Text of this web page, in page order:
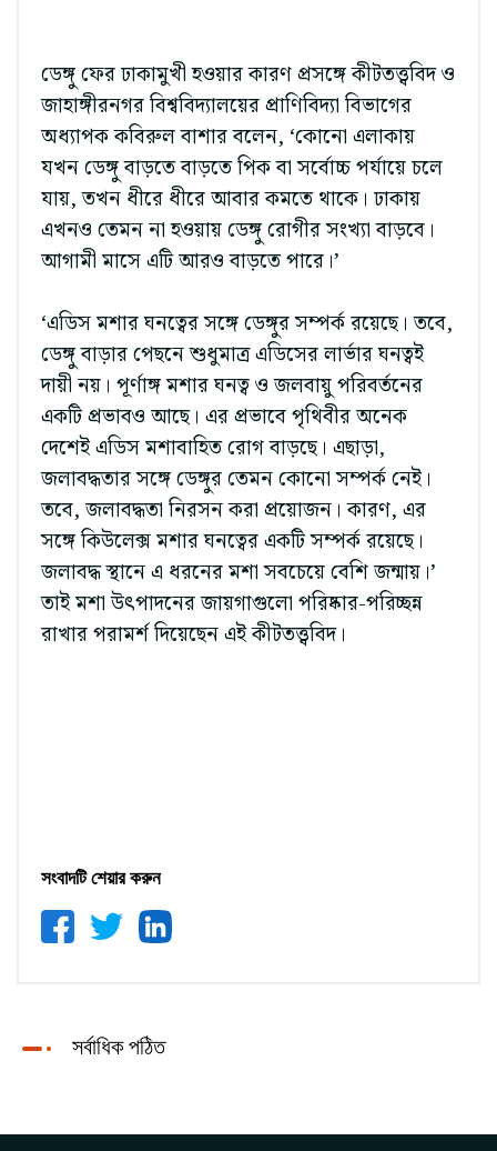
ডেঙ্গু ফের ঢাকামুখী হওয়ার কারণ প্রসঙ্গে কীটতত্ত্ববিদ ও
জাহাঙ্গীরনগর বিশ্ববিদ্যালয়ের প্রাণিবিদ্যা বিভাগের
অধ্যাপক কবিরুল বাশার বলেন, ‘কোনো এলাকায়
যখন ডেঙ্গু বাড়তে বাড়তে পিক বা সর্বোচ্চ পর্যায়ে চলে
যায়, তখন ধীরে ধীরে আবার কমতে থাকে। ঢাকায়
এখনও তেমন না হওয়ায় ডেঙ্গু রোগীর সংখ্যা বাড়বে।
আগামী মাসে এটি আরও বাড়তে পারে।’
‘এডিস মশার ঘনত্বের সঙ্গে ডেঙ্গুর সম্পর্ক রয়েছে। তবে,
ডেঙ্গু বাড়ার পেছনে শুধুমাত্র এডিসের লার্ভার ঘনত্বই
দায়ী নয়। পূর্ণাঙ্গ মশার ঘনত্ব ও জলবায়ু পরিবর্তনের
একটি প্রভাবও আছে। এর প্রভাবে পৃথিবীর অনেক
দেশেই এডিস মশাবাহিত রোগ বাড়ছে। এছাড়া,
জলাবদ্ধতার সঙ্গে ডেঙ্গুর তেমন কোনো সম্পর্ক নেই।
তবে, জলাবদ্ধতা নিরসন করা প্রয়োজন। কারণ, এর
সঙ্গে কিউলেক্স মশার ঘনত্বের একটি সম্পর্ক রয়েছে।
জলাবদ্ধ স্থানে এ ধরনের মশা সবচেয়ে বেশি জন্মায়।’
তাই মশা উৎপাদনের জায়গাগুলো পরিষ্কার-পরিচ্ছন্ন
রাখার পরামর্শ দিয়েছেন এই কীটতত্ত্ববিদ।
সংবাদটি শেয়ার করুন
সর্বাধিক পঠিত